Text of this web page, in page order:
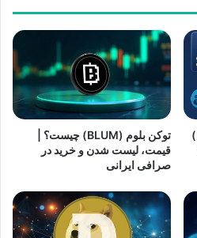
چگونه فاکسی بانک (FoxyBank)
توکن بلوم (BLUM) چیست؟ |
قیمت، لیست شدن و خرید در
صرافی ایرانی